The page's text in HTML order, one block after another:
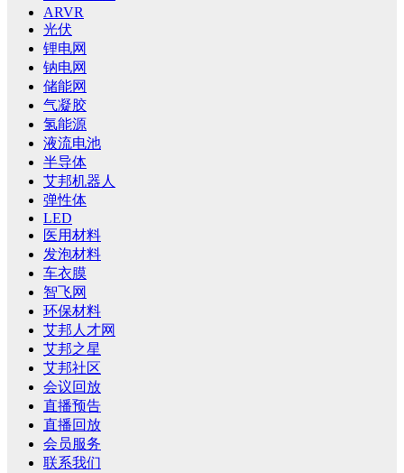
ARVR
光伏
锂电网
钠电网
储能网
气凝胶
氢能源
液流电池
半导体
艾邦机器人
弹性体
LED
医用材料
发泡材料
车衣膜
智飞网
环保材料
艾邦人才网
艾邦之星
艾邦社区
会议回放
直播预告
直播回放
会员服务
联系我们